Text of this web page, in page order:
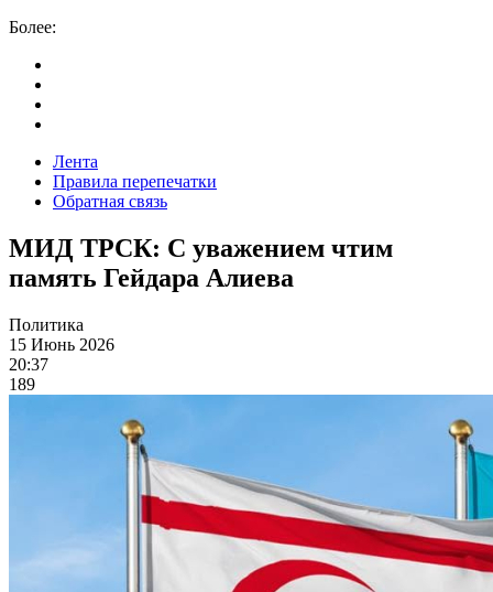
Более:
Лента
Правила перепечатки
Обратная связь
МИД ТРСК: С уважением чтим
память Гейдара Алиева
Политика
15 Июнь 2026
20:37
189